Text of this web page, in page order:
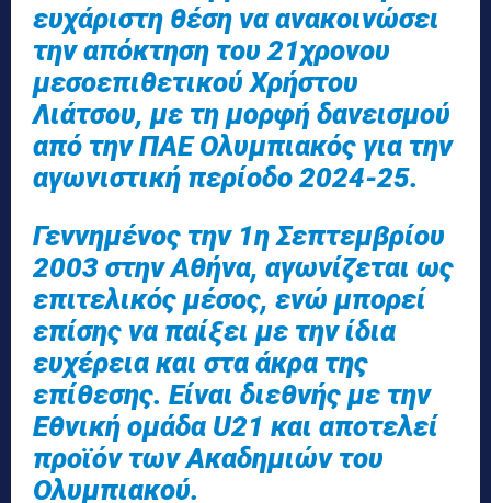
ευχάριστη θέση να ανακοινώσει
την απόκτηση του 21χρονου
μεσοεπιθετικού Χρήστου
Λιάτσου, με τη μορφή δανεισμού
από την ΠΑΕ Ολυμπιακός για την
αγωνιστική περίοδο 2024-25.
Γεννημένος την 1η Σεπτεμβρίου
2003 στην Αθήνα, αγωνίζεται ως
επιτελικός μέσος, ενώ μπορεί
επίσης να παίξει με την ίδια
ευχέρεια και στα άκρα της
επίθεσης. Είναι διεθνής με την
Εθνική ομάδα U21 και αποτελεί
προϊόν των Ακαδημιών του
Ολυμπιακού.